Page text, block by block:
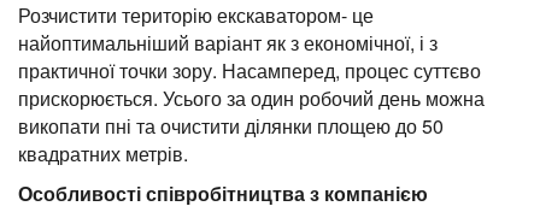
Розчистити територію екскаватором- це
найоптимальніший варіант як з економічної, і з
практичної точки зору. Насамперед, процес суттєво
прискорюється. Усього за один робочий день можна
викопати пні та очистити ділянки площею до 50
квадратних метрів.
Особливості співробітництва з компанією